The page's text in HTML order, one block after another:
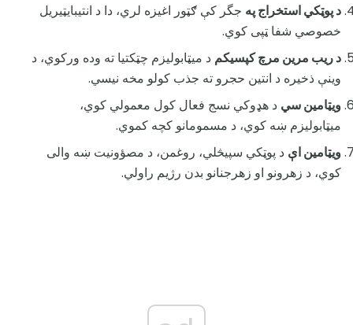
د پوټکي استخراج په جگر کې ګټور اغیزه لري، دا د انتيبایټیریل
خصوصي شفا ټپی کوي.
د ریب مرین مرچ کپسیکم د میټابولیزم چټکتیا ته وده ورکوي، د
وینې ذخیره د انتین حجرو ته جذب کولو مخه نیسي.
ويټامين سي د هډوکي نسج فعال کول معمولي کوي،
ميټابوليزم ښه کوي، د مسمومانو کچه کموي.
ويټامين اې د پوټکي سپيڅلي، روغمن، د مصؤونيت ښه والى
کوي، د زهرونو او زهرجنانو بدن رژيم راولي.